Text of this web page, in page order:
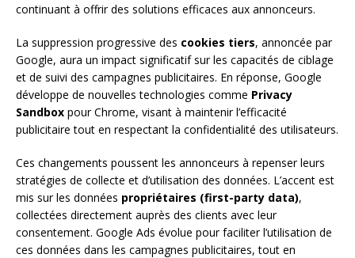
continuant à offrir des solutions efficaces aux annonceurs.
La suppression progressive des cookies tiers, annoncée par
Google, aura un impact significatif sur les capacités de ciblage
et de suivi des campagnes publicitaires. En réponse, Google
développe de nouvelles technologies comme Privacy
Sandbox pour Chrome, visant à maintenir l’efficacité
publicitaire tout en respectant la confidentialité des utilisateurs.
Ces changements poussent les annonceurs à repenser leurs
stratégies de collecte et d’utilisation des données. L’accent est
mis sur les données propriétaires (first-party data),
collectées directement auprès des clients avec leur
consentement. Google Ads évolue pour faciliter l’utilisation de
ces données dans les campagnes publicitaires, tout en